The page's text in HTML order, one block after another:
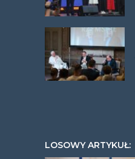
LOSOWY ARTYKUŁ: